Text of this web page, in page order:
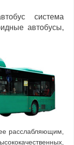
система
автобусы,
расслабляющим,